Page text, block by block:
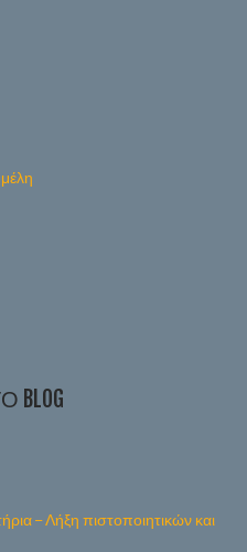
– Λήξη πιστοποιητικών και